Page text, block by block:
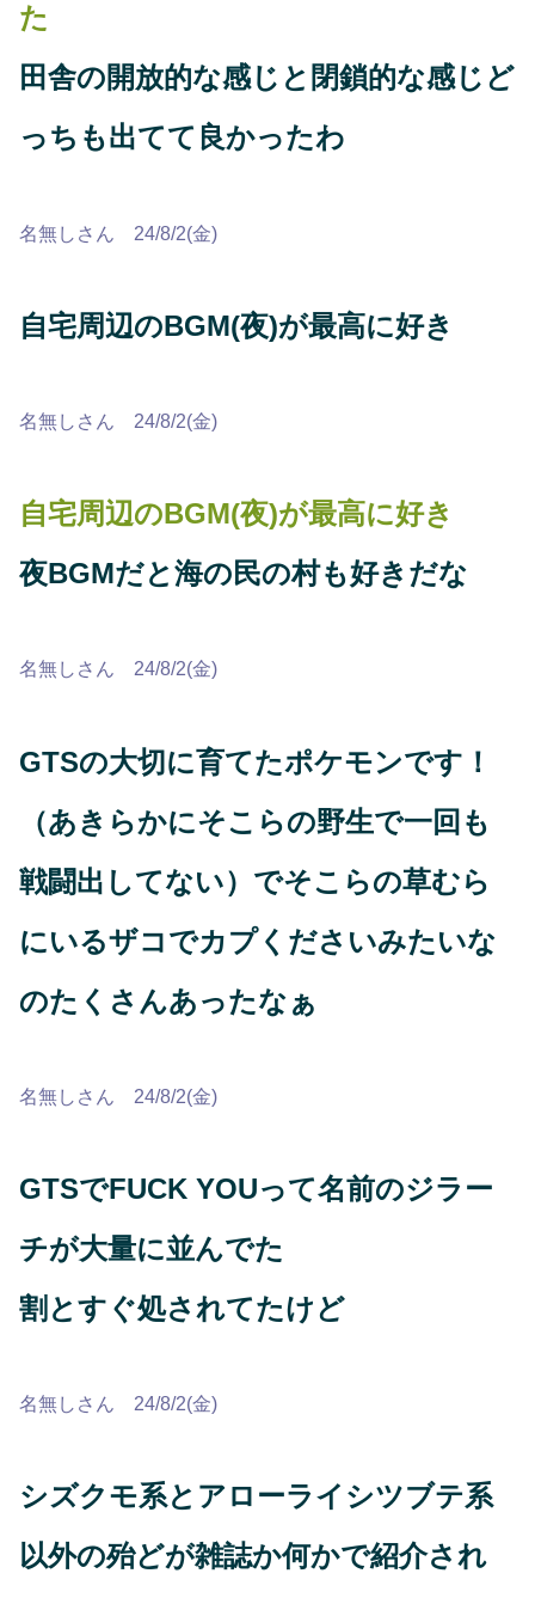
た
田舎の開放的な感じと閉鎖的な感じど
っちも出てて良かったわ
名無しさん 24/8/2(金)
自宅周辺のBGM(夜)が最高に好き
名無しさん 24/8/2(金)
自宅周辺のBGM(夜)が最高に好き
夜BGMだと海の民の村も好きだな
名無しさん 24/8/2(金)
GTSの大切に育てたポケモンです！
（あきらかにそこらの野生で一回も
戦闘出してない）でそこらの草むら
にいるザコでカプくださいみたいな
のたくさんあったなぁ
名無しさん 24/8/2(金)
GTSでFUCK YOUって名前のジラー
チが大量に並んでた
割とすぐ処されてたけど
名無しさん 24/8/2(金)
シズクモ系とアローライシツブテ系
以外の殆どが雑誌か何かで紹介され